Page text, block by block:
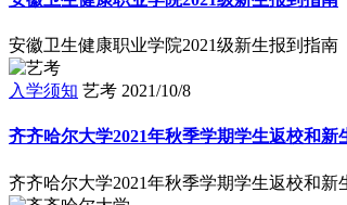
安徽卫生健康职业学院2021级新生报到指南
入学须知 艺考 2021/10/8
齐齐哈尔大学2021年秋季学期学生返校和新
齐齐哈尔大学2021年秋季学期学生返校和新